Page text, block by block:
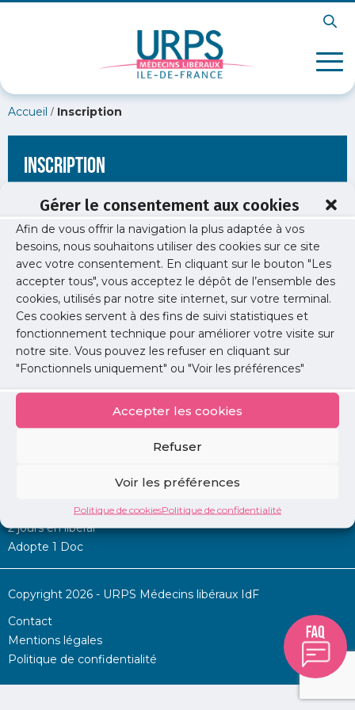
Gérer le consentement aux cookies
Afin de vous offrir la navigation la plus adaptée à vos
besoins, nous souhaitons utiliser des cookies sur ce site
avec votre consentement. En cliquant sur le bouton "Les
accepter tous", vous acceptez le dépôt de l’ensemble des
cookies, utilisés par notre site internet, sur votre terminal.
Ces cookies servent à des fins de suivi statistiques et
fonctionnement technique pour améliorer votre visite sur
notre site. Vous pouvez les refuser en cliquant sur
"Fonctionnels uniquement" ou "Voir les préférences"
Accepter les cookies
Refuser
Voir les préférences
Politique de cookiesPolitique de confidentialité
Accueil / Inscription
Inscription
[wppb-register form_name="inscription"
redirect_url="https://www.urps-med-
idf.org/evenements/actions-de-sensibilisation-thematiques-
parlons-parcours-emploi/"]
Permanence d’aide à l’installation
2 jours en libéral
Adopte 1 Doc
Copyright 2026 - URPS Médecins libéraux IdF
Contact
Mentions légales
Politique de confidentialité